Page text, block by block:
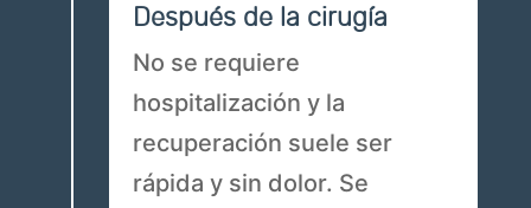
Después de la cirugía
No se requiere
hospitalización y la
recuperación suele ser
rápida y sin dolor. Se